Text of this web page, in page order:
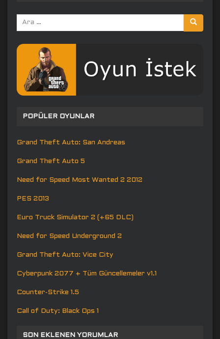
Arama
yap:
POPÜLER OYUNLAR
Grand Theft Auto: San Andreas
Grand Theft Auto 5
Need for Speed Most Wanted 2 2012
PES 2013
Euro Truck Simulator 2 (+65 DLC)
Need for Speed Underground 2
Grand Theft Auto: Vice City
Cyberpunk 2077 + Tüm Güncellemeler v1.1
Counter-Strike 1.5
Call of Duty: Black Ops 1
SON EKLENEN YORUMLAR